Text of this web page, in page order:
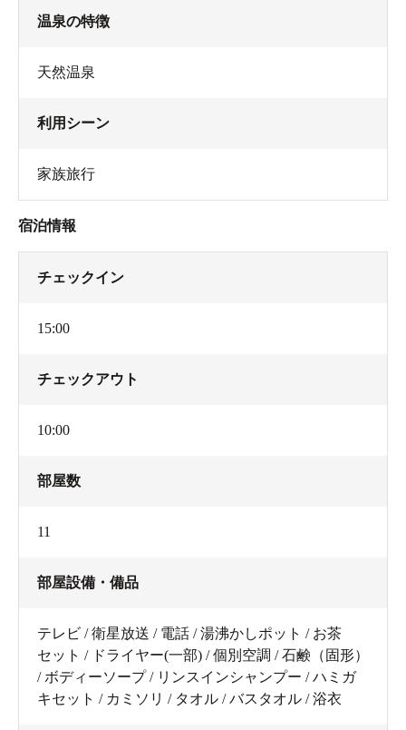
温泉の特徴
天然温泉
利用シーン
家族旅行
宿泊情報
チェックイン
15:00
チェックアウト
10:00
部屋数
11
部屋設備・備品
テレビ / 衛星放送 / 電話 / 湯沸かしポット / お茶
セット / ドライヤー(一部) / 個別空調 / 石鹸（固形）
/ ボディーソープ / リンスインシャンプー / ハミガ
キセット / カミソリ / タオル / バスタオル / 浴衣